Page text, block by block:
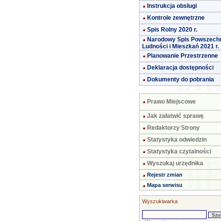
Instrukcja obsługi
Kontrole zewnętrzne
Spis Rolny 2020 r.
Narodowy Spis
Ludności i Mieszkań 2021 r.
Planowanie Przestrzenne
Deklaracja dostępności
Dokumenty do pobrania
Prawo Miejscowe
Jak załatwić sprawę
Redaktorzy Strony
Statystyka odwiedzin
Statystyka czytalności
Wyszukaj urzędnika
Rejestr zmian
Mapa serwisu
Wyszukiwarka